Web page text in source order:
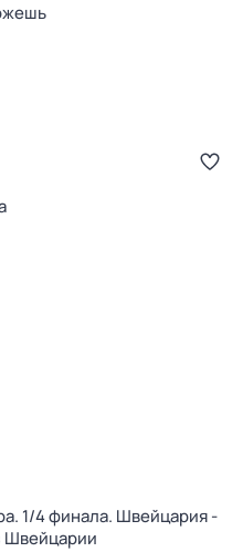
1/4 финала. Швейцария -
Швейцарии